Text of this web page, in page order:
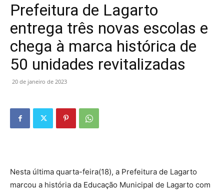
Prefeitura de Lagarto
entrega três novas escolas e
chega à marca histórica de
50 unidades revitalizadas
20 de janeiro de 2023
Nesta última quarta-feira(18), a Prefeitura de Lagarto
marcou a história da Educação Municipal de Lagarto com